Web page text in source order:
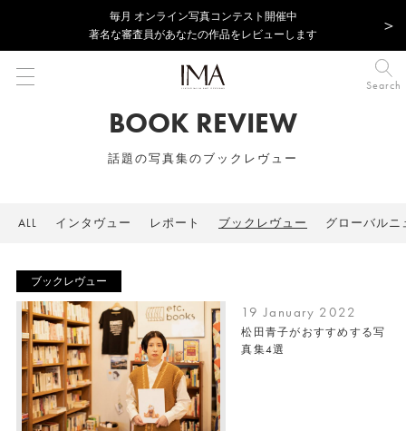
毎⽉ オンライン写真コンテスト開催中
著名な審査員があなたの作品をレビューします
Search
BOOK REVIEW
話題の写真集のブックレヴュー
ALL インタヴュー レポート ブックレヴュー グローバルニ
ブックレヴュー
19 January 2022
松田青子がおすすめする写
真集4選